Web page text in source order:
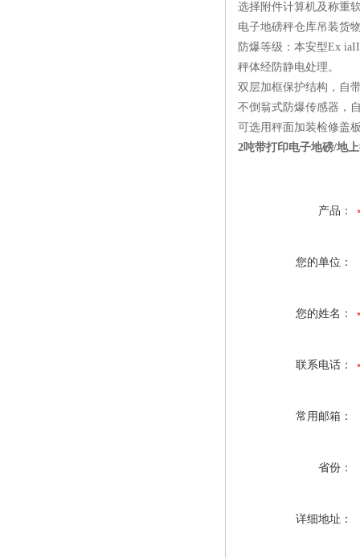
选择附件计算机及称重
电子地磅秤仓库吊装货
防爆等级：本安型Ex
秤体经防静电处理。
双层加框保护结构，自
不倒翁式防爆传感器，
可选用秤面加装检修盖
2吨带打印电子地磅/地
产品：
您的单位：
您的姓名：
联系电话：
常用邮箱：
省份：
详细地址：